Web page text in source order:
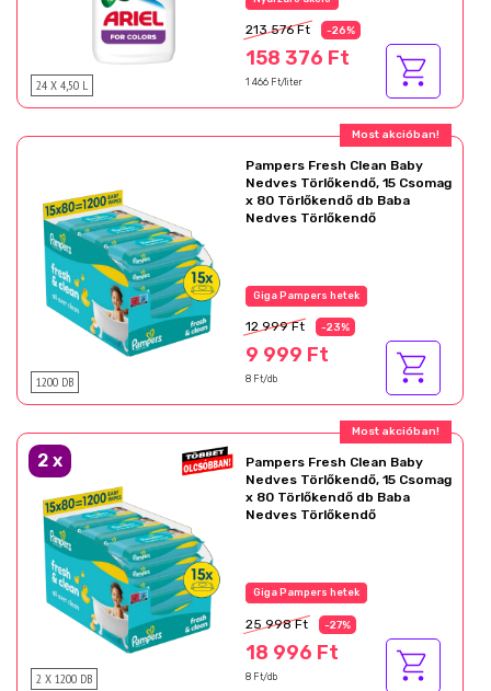
24 X 4,50 L
213 576 Ft -26%
158 376 Ft
1 466 Ft/liter
Ajándék akció!
1200 DB
Pampers Fresh Clean Baby
Nedves Törlőkendő, 15 Csomag
x 80 Törlőkendő db Baba
Nedves Törlőkendő
Az akció részletei
12 999 Ft -23%
9 999 Ft
8 Ft/db
Ajándék akció!
2 x
2 X 1200 DB
Pampers Fresh Clean Baby
Nedves Törlőkendő, 15 Csomag
x 80 Törlőkendő db Baba
Nedves Törlőkendő
Az akció részletei
25 998 Ft -27%
18 996 Ft
8 Ft/db